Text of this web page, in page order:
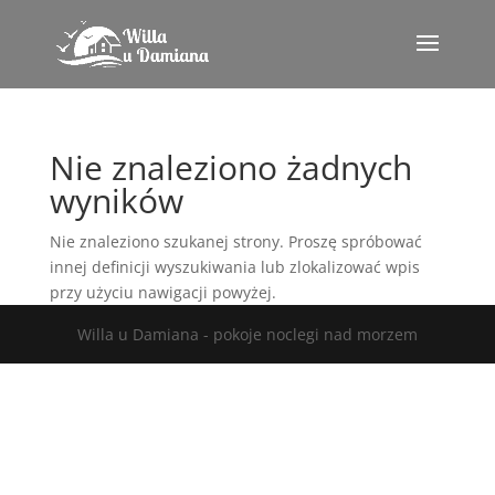
Nie znaleziono żadnych
wyników
Nie znaleziono szukanej strony. Proszę spróbować
innej definicji wyszukiwania lub zlokalizować wpis
przy użyciu nawigacji powyżej.
Willa u Damiana - pokoje noclegi nad morzem